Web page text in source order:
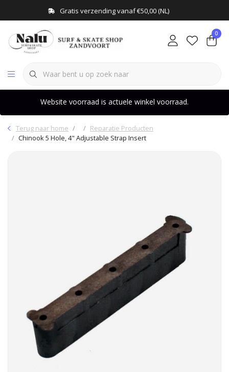
Gratis verzending vanaf €50,00 (NL)
0
Website voorraad is actuele winkel voorraad.
Terug naar home
Reparatie Producten
Chinook 5 Hole, 4" Adjustable Strap Insert